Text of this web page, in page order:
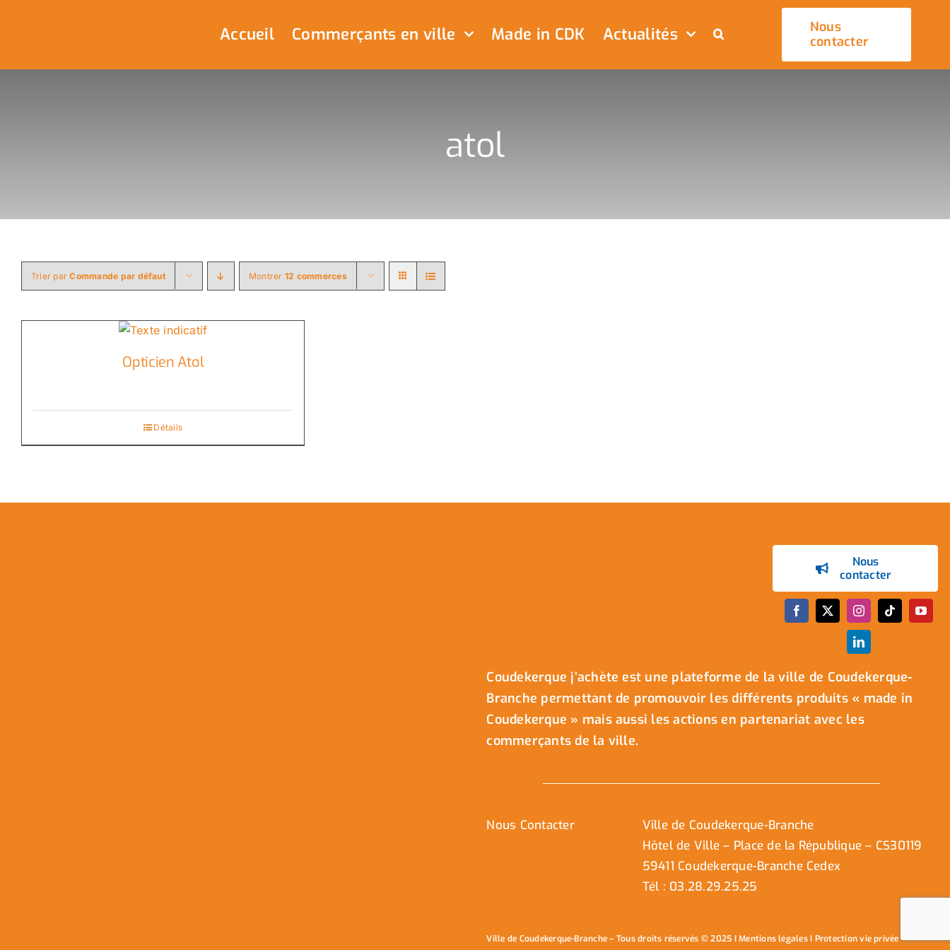
Accueil Commerçants en ville Made in CDK Actualités
Nous
contacter
atol
Trier parCommande par défaut Montrer 12 commerces
Opticien Atol
Détails
Nous
contacter
Coudekerque j’achète est une plateforme de la ville de Coudekerque-
Branche permettant de promouvoir les différents produits « made in
Coudekerque » mais aussi les actions en partenariat avec les
commerçants de la ville.
Nous Contacter
Ville de Coudekerque-Branche
Hôtel de Ville – Place de la République – CS30119
59411 Coudekerque-Branche Cedex
Tél : 03.28.29.25.25
Ville de Coudekerque-Branche – Tous droits réservés © 2025 IMentions légalesI Protection vie privée